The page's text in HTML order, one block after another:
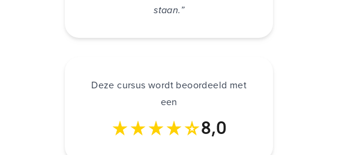
staan.”
Deze cursus wordt beoordeeld met
een
8,0